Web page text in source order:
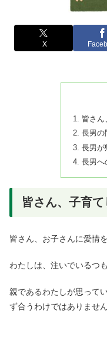
X
皆さん
長男の
長男が
長男へ
皆さん、子育て
皆さん、お子さんに愛情
わたしは、注いでいるつ
親であるわたしが思って
ず合うわけではありません